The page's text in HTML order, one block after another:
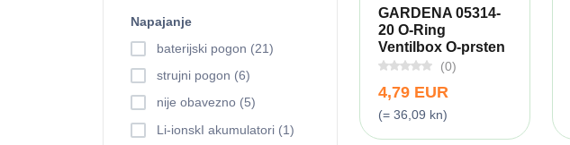
GARDENA 05314-
20 O-Ring
Ventilbox O-prsten
(0)
4,79 EUR
(= 36,09 kn)
Napajanje
baterijski pogon (21)
strujni pogon (6)
nije obavezno (5)
Li-ionskI akumulatori (1)